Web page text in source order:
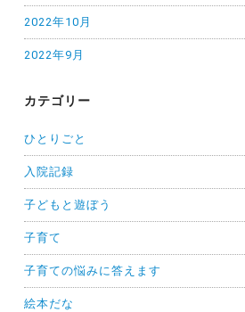
2022年10月
2022年9月
カテゴリー
ひとりごと
入院記録
子どもと遊ぼう
子育て
子育ての悩みに答えます
絵本だな